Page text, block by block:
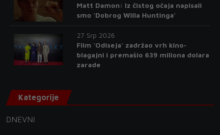
Matt Damon: Iz čistog očaja napisali
smo 'Dobrog Willa Huntinga'
27 Srp 2026
Film 'Odiseja' zadržao vrh kino-
blagajni i premašio 639 miliona dolara
zarade
Kategorije
DNEVNI